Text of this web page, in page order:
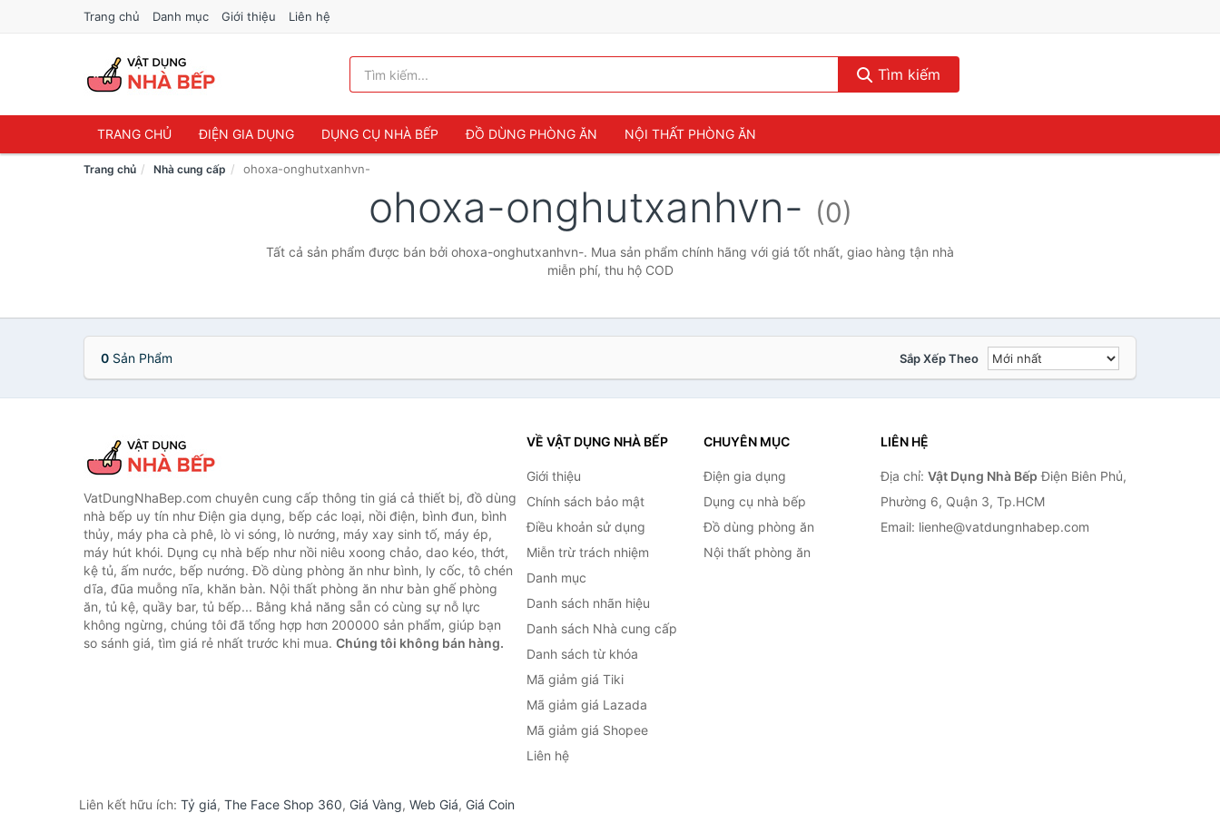
Trang chủ Danh mục Giới thiệu Liên hệ
Tìm kiếm
TRANG CHỦ ĐIỆN GIA DỤNG DỤNG CỤ NHÀ BẾP ĐỒ DÙNG PHÒNG ĂN NỘI THẤT PHÒNG ĂN
Trang chủ Nhà cung cấp ohoxa-onghutxanhvn-
ohoxa-onghutxanhvn- (0)
Tất cả sản phẩm được bán bởi ohoxa-onghutxanhvn-. Mua sản phẩm chính hãng với giá tốt nhất, giao hàng tận nhà
miễn phí, thu hộ COD
0 Sản Phẩm Sắp Xếp Theo
VatDungNhaBep.com chuyên cung cấp thông tin giá cả thiết bị, đồ dùng
nhà bếp uy tín như Điện gia dụng, bếp các loại, nồi điện, bình đun, bình
thủy, máy pha cà phê, lò vi sóng, lò nướng, máy xay sinh tố, máy ép,
máy hút khói. Dụng cụ nhà bếp như nồi niêu xoong chảo, dao kéo, thớt,
kệ tủ, ấm nước, bếp nướng. Đồ dùng phòng ăn như bình, ly cốc, tô chén
dĩa, đũa muỗng nĩa, khăn bàn. Nội thất phòng ăn như bàn ghế phòng
ăn, tủ kệ, quầy bar, tủ bếp... Bằng khả năng sẵn có cùng sự nỗ lực
không ngừng, chúng tôi đã tổng hợp hơn 200000 sản phẩm, giúp bạn
so sánh giá, tìm giá rẻ nhất trước khi mua. Chúng tôi không bán hàng.
VỀ VẬT DỤNG NHÀ BẾP
Giới thiệu
Chính sách bảo mật
Điều khoản sử dụng
Miễn trừ trách nhiệm
Danh mục
Danh sách nhãn hiệu
Danh sách Nhà cung cấp
Danh sách từ khóa
Mã giảm giá Tiki
Mã giảm giá Lazada
Mã giảm giá Shopee
Liên hệ
CHUYÊN MỤC
Điện gia dụng
Dụng cụ nhà bếp
Đồ dùng phòng ăn
Nội thất phòng ăn
LIÊN HỆ
Địa chỉ: Vật Dụng Nhà Bếp Điện Biên Phủ,
Phường 6, Quận 3, Tp.HCM
Email: lienhe@vatdungnhabep.com
Liên kết hữu ích: Tỷ giá, The Face Shop 360, Giá Vàng, Web Giá, Giá Coin